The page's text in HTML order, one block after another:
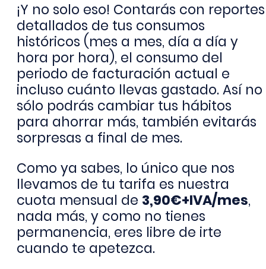
¡Y no solo eso! Contarás con reportes
detallados de tus consumos
históricos (mes a mes, día a día y
hora por hora), el consumo del
periodo de facturación actual e
incluso cuánto llevas gastado. Así no
sólo podrás cambiar tus hábitos
para ahorrar más, también evitarás
sorpresas a final de mes.
Como ya sabes, lo único que nos
llevamos de tu tarifa es nuestra
cuota mensual de 3,90€+IVA/mes,
nada más, y como no tienes
permanencia, eres libre de irte
cuando te apetezca.